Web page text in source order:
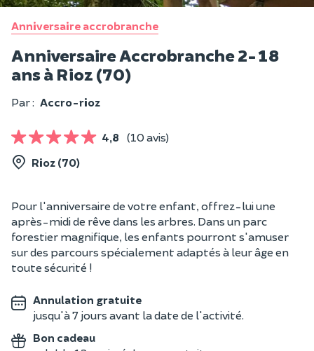
Anniversaire accrobranche
Anniversaire Accrobranche 2-18
ans à Rioz (70)
Par : Accro-rioz
4,8
(10 avis)
Rioz (70)
Pour l'anniversaire de votre enfant, offrez-lui une
après-midi de rêve dans les arbres. Dans un parc
forestier magnifique, les enfants pourront s'amuser
sur des parcours spécialement adaptés à leur âge en
toute sécurité !
Annulation gratuite
jusqu'à 7 jours avant la date de l'activité.
Bon cadeau